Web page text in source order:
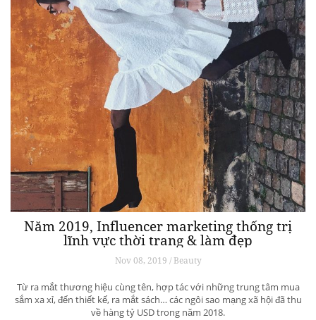
Năm 2019, Influencer marketing thống trị
lĩnh vực thời trang & làm đẹp
Nov 08, 2019 / Beauty
Từ ra mắt thương hiệu cùng tên, hợp tác với những trung tâm mua
sắm xa xỉ, đến thiết kế, ra mắt sách… các ngôi sao mạng xã hội đã thu
về hàng tỷ USD trong năm 2018.